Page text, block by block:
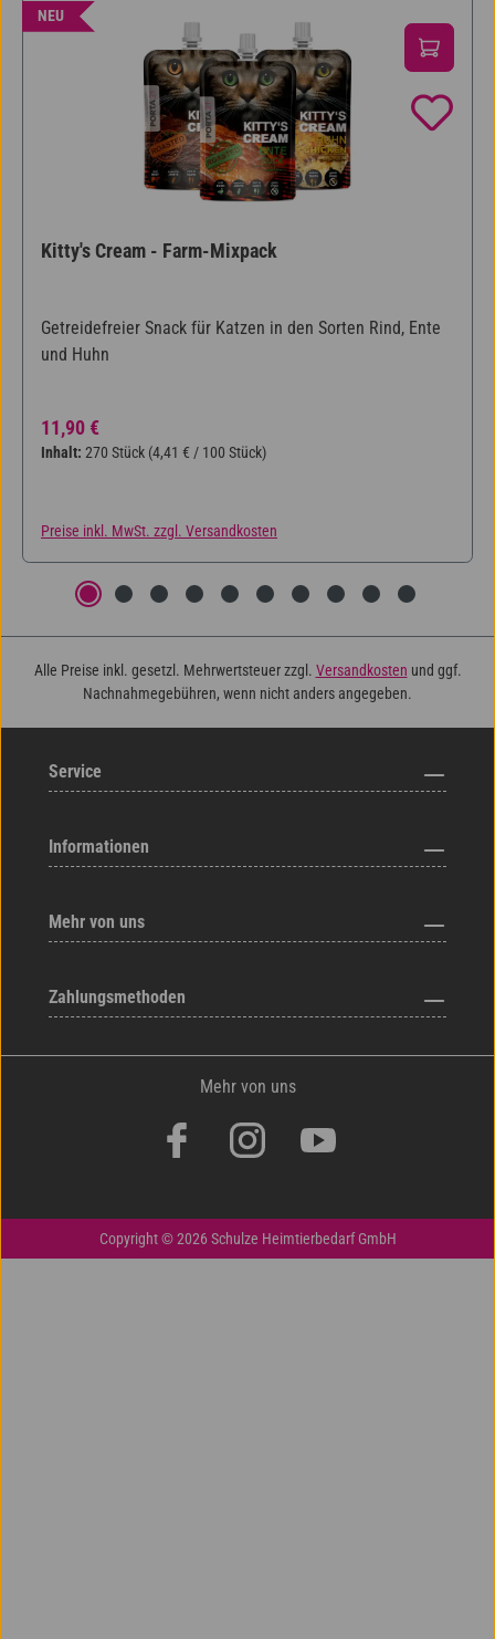
NEU
Kitty's Cream - Farm-Mixpack
Getreidefreier Snack für Katzen in den Sorten Rind, Ente
und Huhn
Regulärer Preis:
11,90 €
Inhalt: 270 Stück (4,41 € / 100 Stück)
Preise inkl. MwSt. zzgl. Versandkosten
Alle Preise inkl. gesetzl. Mehrwertsteuer zzgl. Versandkosten und ggf.
Nachnahmegebühren, wenn nicht anders angegeben.
Service
Informationen
Mehr von uns
Zahlungsmethoden
Mehr von uns
Copyright © 2026 Schulze Heimtierbedarf GmbH